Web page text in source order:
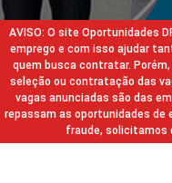
AVISO: O site Oportunidades
emprego e com isso ajudar
quem busca contratar.
seleção ou contratação das
vagas anunciadas são das
repassam as oportunidades de
fraude, solicitamos